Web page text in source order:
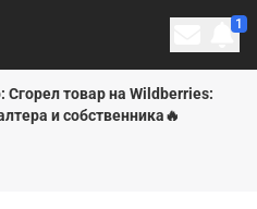
1
товар на Wildberries:
и собственника🔥